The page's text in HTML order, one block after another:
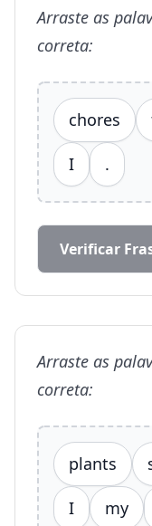
Arraste as
correta:
chores
I .
Verificar
Arraste as
correta:
plants
I my